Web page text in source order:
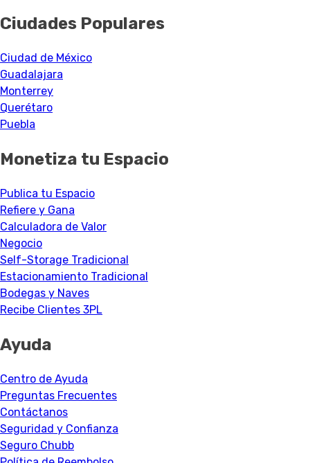
Ciudades Populares
Ciudad de México
Guadalajara
Monterrey
Querétaro
Puebla
Monetiza tu Espacio
Publica tu Espacio
Refiere y Gana
Calculadora de Valor
Negocio
Self-Storage Tradicional
Estacionamiento Tradicional
Bodegas y Naves
Recibe Clientes 3PL
Ayuda
Centro de Ayuda
Preguntas Frecuentes
Contáctanos
Seguridad y Confianza
Seguro Chubb